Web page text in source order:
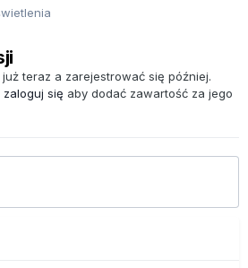
teraz a zarejestrować się później.
zaloguj się aby dodać zawartość za jego